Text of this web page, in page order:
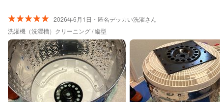
がこんなことになっていたとは…信じられない！ 絶対に自分では
掃除できない場所なので、来ていただいて本当に良かったです。
作業後も、使用した場所をとてもキレイに掃除しておいてくださ
ったので、とても気持ちが良かったです。 オススメです！
2026年6月1日・匿名デッカい洗濯さん
洗濯機（洗濯槽）クリーニング / 縦型